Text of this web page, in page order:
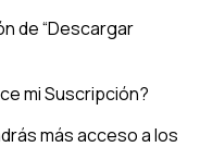
de “Descargar
mi Suscripción?
más acceso a los